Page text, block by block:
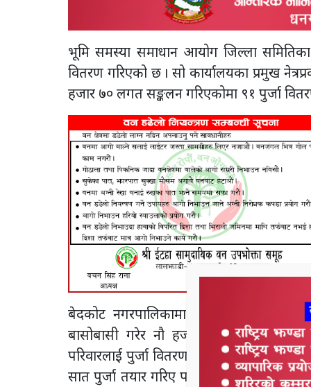
भूमि समस्या समाधान आयोग जिल्ला
वितरण गरिएको छ । सो कार्यालयका प्रमुख
हजार ७० लगत सङ्कलन गरिएकोमा ९१ पुर्जा
बेदकोट नगरपालिकामा ३०८ भूमिहीन
बासोबासी गरेर नौ हजार ५३४ भूमिहीन
परिवारलाई पुर्जा वितरण गरिएको पन्तले
सात पुर्जा तयार गरिए पनि पाँच पुर्जा वितरण